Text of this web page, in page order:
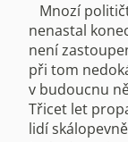
Mnozí
nenastal
není
při tom
v budoucnu
Třicet let
lidí